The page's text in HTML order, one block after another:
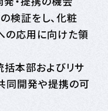
証をし、化粧
の応用に向けた領
本部およびリサ
同開発や提携の可